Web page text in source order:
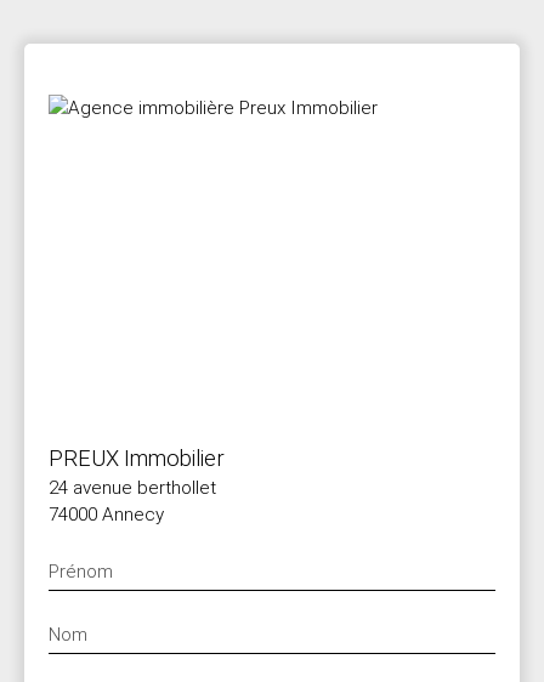
PREUX Immobilier
24 avenue berthollet
74000 Annecy
Prénom
Nom